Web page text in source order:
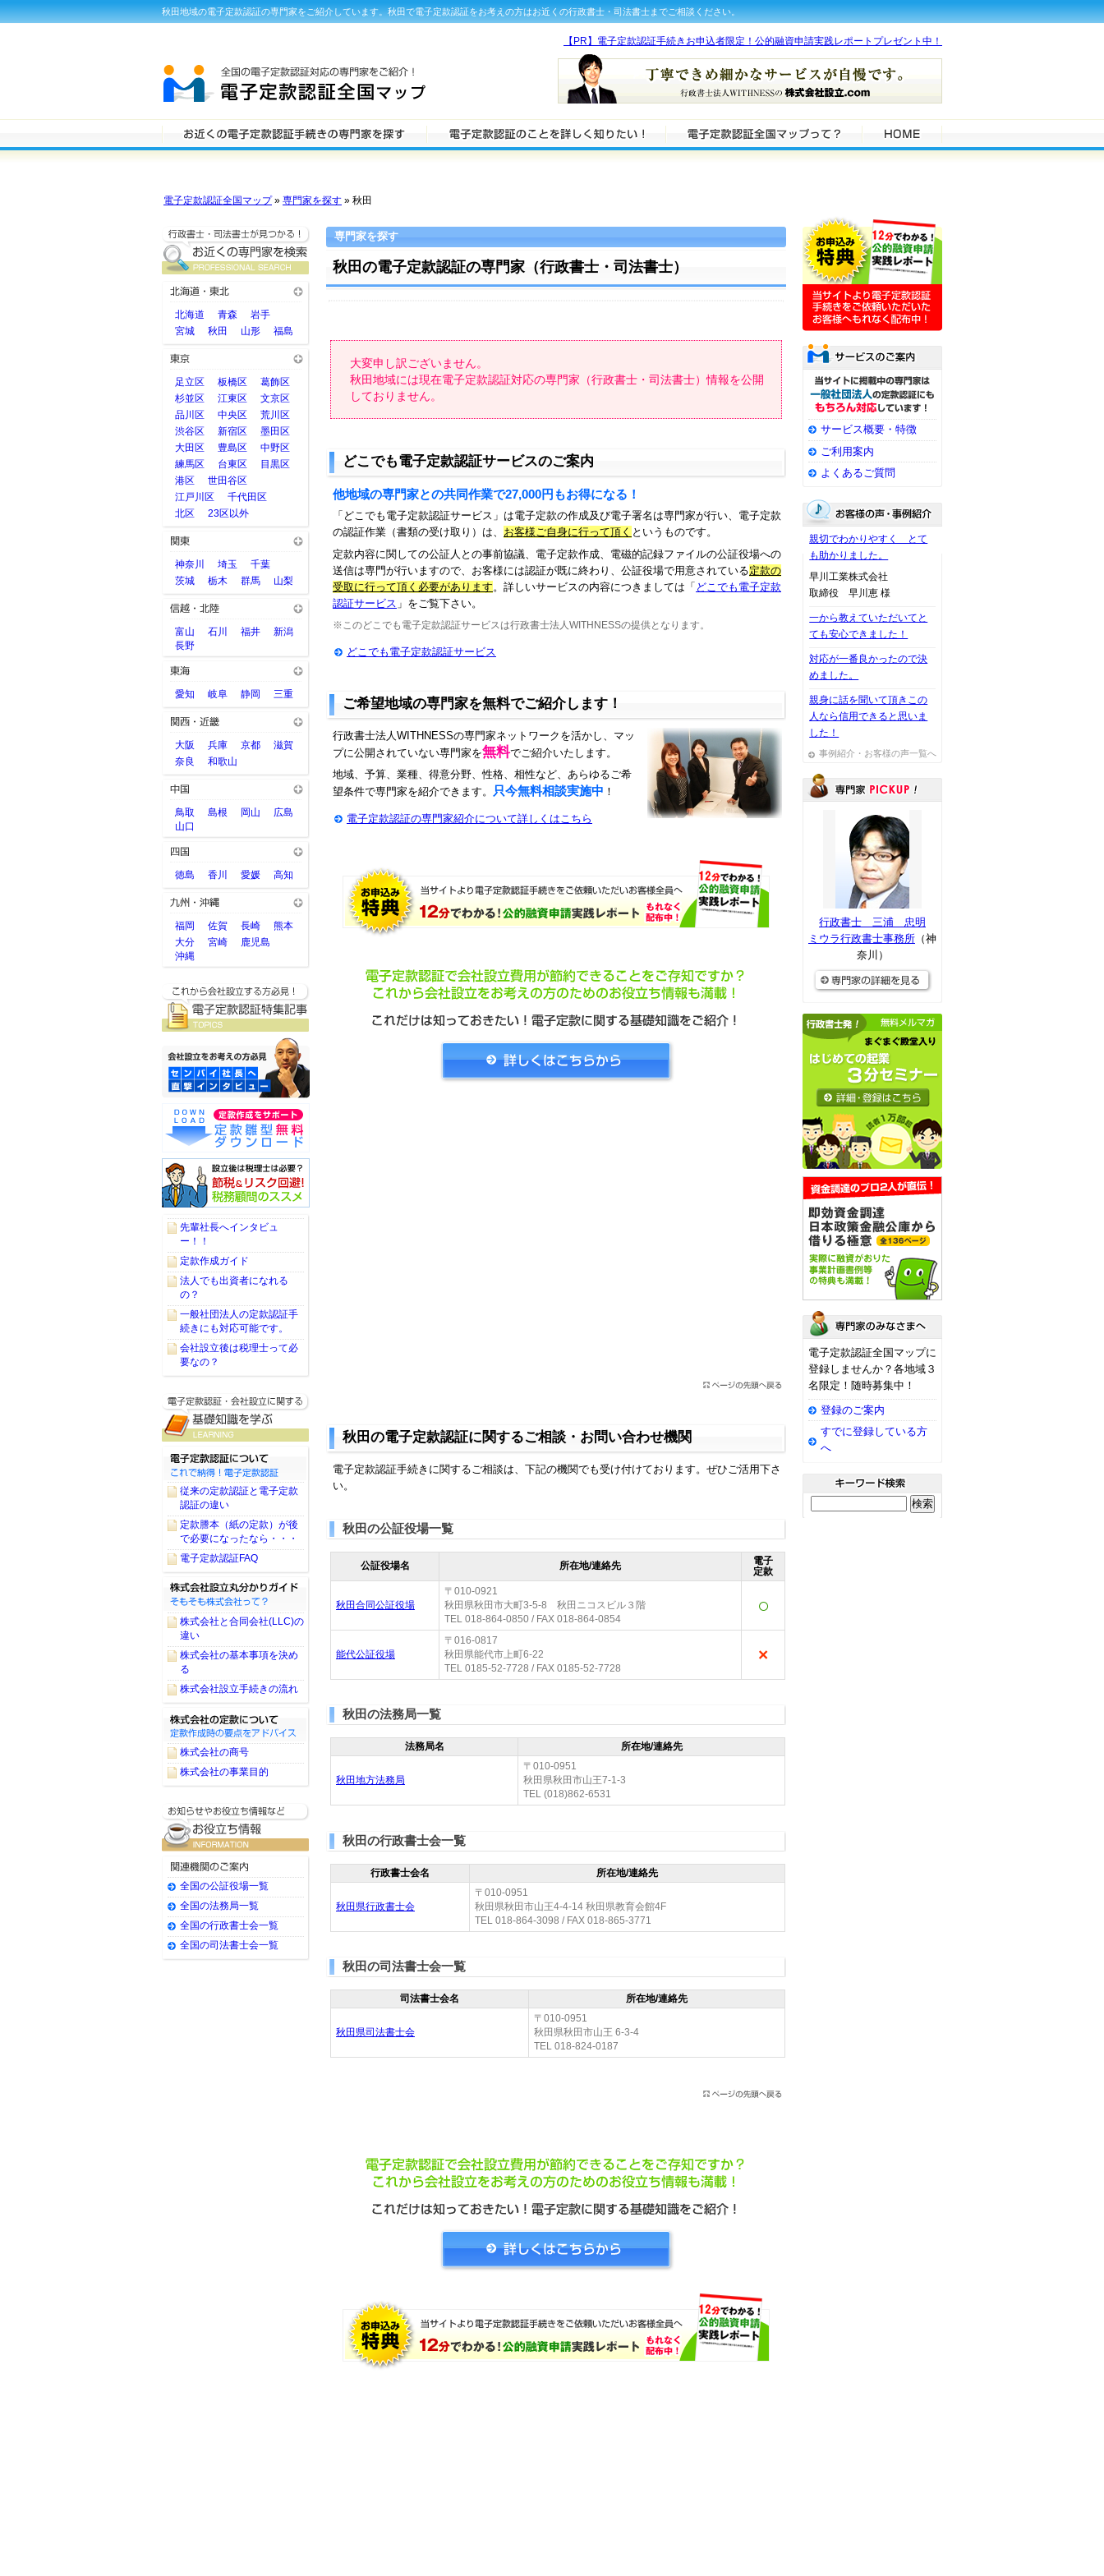
秋田地域の電子定款認証の専門家をご紹介しています。秋田で電子定款認証をお考えの方はお近くの行政書士・司法書士までご相談ください。
電子定款認証全国マップ» 専門家を探す » 秋田
専門家を探す
秋田の電子定款認証の専門家（行政書士・司法書士）
大変申し訳ございません。
秋田地域には現在電子定款認証対応の専門家（行政書士・司法書士）情報を公開
しておりません。
どこでも電子定款認証サービスのご案内
他地域の専門家との共同作業で27,000円もお得になる！
「どこでも電子定款認証サービス」は電子定款の作成及び電子署名は専門家が行い、電子定款
の認証作業（書類の受け取り）は、 お客様ご自身に行って頂く というものです。
定款内容に関しての公証人との事前協議、電子定款作成、電磁的記録ファイルの公証役場への
送信は専門が行いますので、お客様には認証が既に終わり、公証役場で用意されている定款の
受取に行って頂く必要があります 。詳しいサービスの内容につきましては「 どこでも電子定款
認証サービス 」をご覧下さい。
※このどこでも電子定款認証サービスは行政書士法人WITHNESSの提供となります。
どこでも電子定款認証サービス
ご希望地域の専門家を無料でご紹介します！
行政書士法人WITHNESSの専門家ネットワークを活かし、マッ
プに公開されていない専門家を無料でご紹介いたします。
地域、予算、業種、得意分野、性格、相性など、あらゆるご希
望条件で専門家を紹介できます。
只今無料相談実施中 ！
電子定款認証の専門家紹介について詳しくはこちら
秋田の電子定款認証に関するご相談・お問い合わせ機関
電子定款認証手続きに関するご相談は、下記の機関でも受け付けております。ぜひご活用下さ
い。
秋田の公証役場一覧
公証役場名 所在地/連絡先
電子
定款
秋田合同公証役場
〒010-0921
秋田県秋田市大町3-5-8 秋田ニコスビル３階
TEL 018-864-0850 / FAX 018-864-0854
○
能代公証役場
〒016-0817
秋田県能代市上町6-22
TEL 0185-52-7728 / FAX 0185-52-7728
×
秋田の法務局一覧
法務局名 所在地/連絡先
秋田地方法務局
〒010-0951
秋田県秋田市山王7-1-3
TEL (018)862-6531
秋田の行政書士会一覧
行政書士会名 所在地/連絡先
秋田県行政書士会
〒010-0951
秋田県秋田市山王4-4-14 秋田県教育会館4F
TEL 018-864-3098 / FAX 018-865-3771
秋田の司法書士会一覧
司法書士会名 所在地/連絡先
秋田県司法書士会
〒010-0951
秋田県秋田市山王 6-3-4
TEL 018-824-0187
北海道 青森
岩手
宮城
秋田 山形 福島
足立区 板橋区
葛飾区
杉並区
江東区
文京区
品川区
中央区
荒川区
渋谷区
新宿区
墨田区
大田区
豊島区
中野区
練馬区
台東区
目黒区
港区
世田谷区
江戸川区
千代田区
北区
23区以外
神奈川 埼玉
千葉
茨城
栃木 群馬 山梨
富山 石川 福井
新潟
長野
愛知 岐阜 静岡 三重
大阪 兵庫 京都
滋賀
奈良
和歌山
鳥取 島根 岡山
広島
山口
徳島 香川 愛媛 高知
福岡 佐賀 長崎
熊本
大分
宮崎
鹿児島
沖縄
先輩社長へインタビュ
ー！！
定款作成ガイド
法人でも出資者になれる
の？
一般社団法人の定款認証手
続きにも対応可能です。
会社設立後は税理士って必
要なの？
従来の定款認証と電子定款
認証の違い
定款謄本（紙の定款）が後
で必要になったなら・・・
電子定款認証FAQ
株式会社と合同会社(LLC)の
違い
株式会社の基本事項を決め
る
株式会社設立手続きの流れ
株式会社の商号
株式会社の事業目的
全国の公証役場一覧
全国の法務局一覧
全国の行政書士会一覧
全国の司法書士会一覧
サービス概要・特徴
ご利用案内
よくあるご質問
親切でわかりやすく とて
も助かりました。
早川工業株式会社
取締役 早川恵 様
一から教えていただいてと
ても安心できました！
対応が一番良かったので決
めました。
親身に話を聞いて頂きこの
人なら信用できると思いま
した！
事例紹介・お客様の声一覧へ
行政書士 三浦 忠明
ミウラ行政書士事務所 （神
奈川）
電子定款認証全国マップに
登録しませんか？各地域３
名限定！随時募集中！
登録のご案内
すでに登録している方
へ
【PR】電子定款認証手続きお申込者限定！公的融資申請実践レポートプレゼント中！